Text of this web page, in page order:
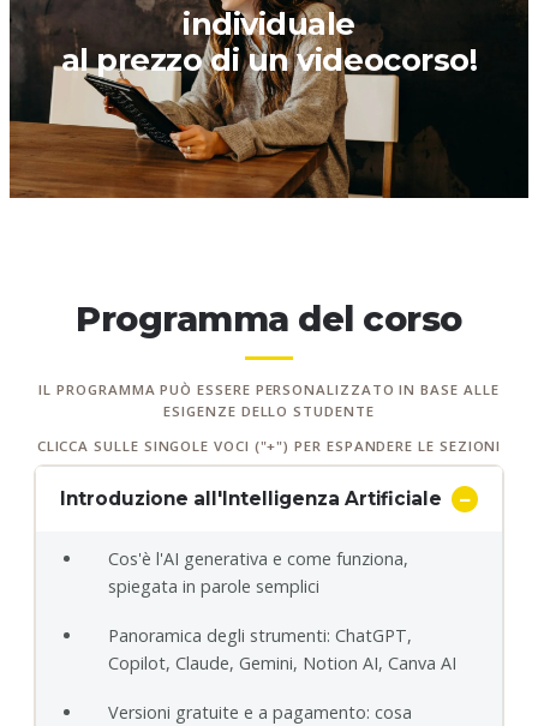
individuale
al prezzo di un videocorso!
Programma del corso
IL PROGRAMMA PUÒ ESSERE PERSONALIZZATO IN BASE ALLE
ESIGENZE DELLO STUDENTE
CLICCA SULLE SINGOLE VOCI ("+") PER ESPANDERE LE SEZIONI
Introduzione all'Intelligenza Artificiale
Cos'è l'AI generativa e come funziona,
spiegata in parole semplici
Panoramica degli strumenti: ChatGPT,
Copilot, Claude, Gemini, Notion AI, Canva AI
Versioni gratuite e a pagamento: cosa